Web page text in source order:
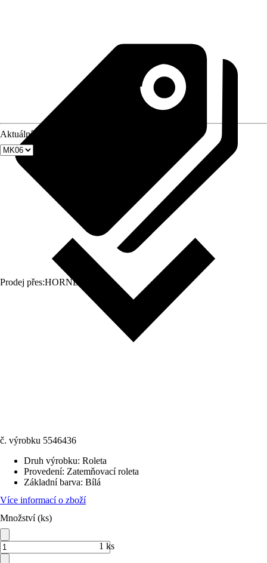
Prodej přes:HORNBACH
Aktuální velikost okna
č. výrobku 5546436
Druh výrobku: Roleta
Provedení: Zatemňovací roleta
Základní barva: Bílá
Více informací o zboží
Množství (ks)
1 ks